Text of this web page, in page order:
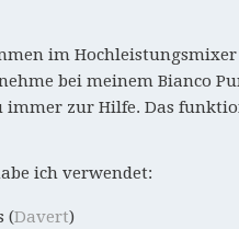
im Hochleistungsmixer
bei meinem Bianco
immer zur Hilfe. Das
ich verwendet:
(Davert)